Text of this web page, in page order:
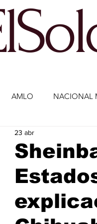
AMLO NACIONAL
MÉXICO
DEPORTES
POLÍTICA
23 abr